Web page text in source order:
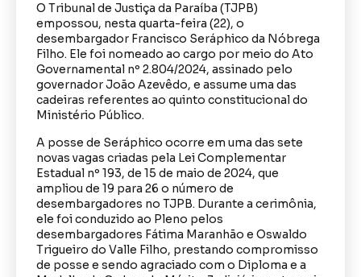
O Tribunal de Justiça da Paraíba (TJPB)
empossou, nesta quarta-feira (22), o
desembargador Francisco Seráphico da Nóbrega
Filho. Ele foi nomeado ao cargo por meio do Ato
Governamental nº 2.804/2024, assinado pelo
governador João Azevêdo, e assume uma das
cadeiras referentes ao quinto constitucional do
Ministério Público.
A posse de Seráphico ocorre em uma das sete
novas vagas criadas pela Lei Complementar
Estadual nº 193, de 15 de maio de 2024, que
ampliou de 19 para 26 o número de
desembargadores no TJPB. Durante a cerimônia,
ele foi conduzido ao Pleno pelos
desembargadores Fátima Maranhão e Oswaldo
Trigueiro do Valle Filho, prestando compromisso
de posse e sendo agraciado com o Diploma e a